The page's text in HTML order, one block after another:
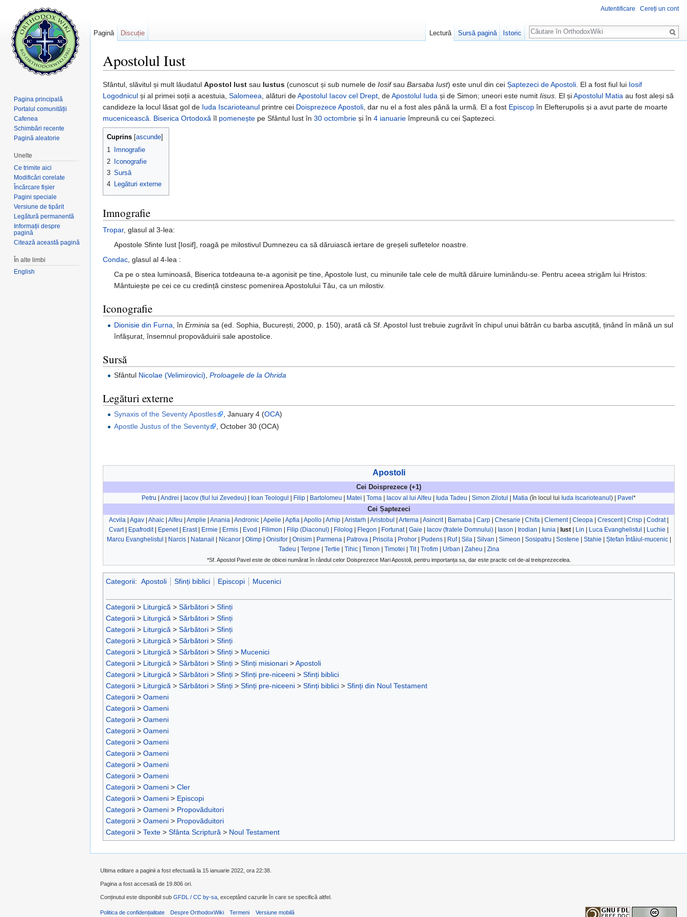
Apostolul Iust
Sfântul, slăvitul și mult lăudatul Apostol Iust sau Iustus (cunoscut și sub numele de Iosifsau Barsaba Iust) este unul din cei Șaptezeci de Apostoli. El a fost fiul lui Iosif
Logodnicul și al primei soții a acestuia, Salomeea, alături deApostolul Iacov cel Drept, deApostolul Iuda și de Simon; uneori este numit Iisus. El șiApostolul Matia au fost aleși să
candideze la locul lăsat gol de Iuda Iscarioteanul printre cei Doisprezece Apostoli, dar nu el a fost ales până la urmă. El a fost Episcop în Elefterupolis și a avut parte de moarte
mucenicească. Biserica Ortodoxă îl pomenește pe Sfântul Iust în 30 octombrie și în 4 ianuarie împreună cu cei Șaptezeci.
Cuprins ascunde
1
Imnografie
2
Iconografie
3 Sursă
4 Legături externe
Imnografie
Tropar, glasul al 3-lea:
Apostole Sfinte Iust [Iosif], roagă pe milostivul Dumnezeu ca să dăruiască iertare de greșeli sufletelor noastre.
Condac, glasul al 4-lea :
Ca pe o stea luminoasă, Biserica totdeauna te-a agonisit pe tine, Apostole Iust, cu minunile tale cele de multă dăruire luminându-se. Pentru aceea strigăm lui Hristos:
Mântuiește pe cei ce cu credință cinstesc pomenirea Apostolului Tău, ca un milostiv.
Iconografie
Dionisie din Furna , înErminia sa (ed. Sophia, București, 2000, p. 150), arată că Sf. Apostol Iust trebuie zugrăvit în chipul unui bătrân cu barba ascuțită, ținând în mână un sul
înfășurat, însemnul propovăduirii sale apostolice.
Sursă
Sfântul Nicolae (Velimirovici) ,Proloagele de la Ohrida
Legături externe
Synaxis of the Seventy Apostles , January 4 (OCA)
Apostle Justus of the Seventy
, October 30 (OCA)
Apostoli
Cei Doisprezece (+1)
Petru | Andrei | Iacov (fiul lui Zevedeu) | Ioan Teologul | Filip | Bartolomeu | Matei | Toma | Iacov al lui Alfeu | Iuda Tadeu | Simon Zilotul | Matia (în locul lui Iuda Iscarioteanul) | Pavel*
Cei Șaptezeci
Acvila | Agav | Ahaic | Alfeu | Amplie | Anania | Andronic | Apelie | Apfia | Apollo | Arhip | Aristarh | Aristobul | Artema | Asincrit| Barnaba | Carp | Chesarie | Chifa | Clement| Cleopa | Crescent| Crisp | Codrat|
Cvart| Epafrodit| Epenet| Erast| Ermie | Ermis | Evod | Filimon | Filip (Diaconul) | Filolog | Flegon | Fortunat| Gaie | Iacov (fratele Domnului) | Iason | Irodian | Iunia | Iust | Lin | Luca Evanghelistul | Luchie |
Marcu Evanghelistul | Narcis| Natanail | Nicanor| Olimp| Onisifor| Onisim| Parmena | Patrova | Priscila | Prohor| Pudens| Ruf| Sila | Silvan | Simeon | Sosipatru | Sostene | Stahie | Ștefan Întâiul-mucenic|
Tadeu | Terpne | Tertie | Tihic| Timon | Timotei | Tit| Trofim| Urban | Zaheu | Zina
*Sf. Apostol Pavel este de obicei numărat în rândul celor Doisprezece Mari Apostoli, pentru importanța sa, dar este practic cel de-al treisprezecelea.
Categorii: Apostoli Sfinți biblici Episcopi Mucenici
Categorii > Liturgică > Sărbători > Sfinți
Categorii > Liturgică > Sărbători > Sfinți
Categorii > Liturgică > Sărbători > Sfinți
Categorii > Liturgică > Sărbători > Sfinți
Categorii > Liturgică > Sărbători > Sfinți > Mucenici
Categorii > Liturgică > Sărbători > Sfinți > Sfinți misionari >Apostoli
Categorii > Liturgică > Sărbători > Sfinți > Sfinți pre-niceeni > Sfinți biblici
Categorii > Liturgică > Sărbători > Sfinți > Sfinți pre-niceeni > Sfinți biblici > Sfinți din Noul Testament
Categorii > Oameni
Categorii > Oameni
Categorii > Oameni
Categorii > Oameni
Categorii > Oameni
Categorii > Oameni
Categorii > Oameni
Categorii > Oameni
Categorii > Oameni > Cler
Categorii > Oameni > Episcopi
Categorii > Oameni > Propovăduitori
Categorii > Oameni > Propovăduitori
Categorii > Texte > Sfânta Scriptură > Noul Testament
Autentificare Cereți un cont
Pagină Discuție Lectură Sursă pagină Istoric
Căutare
Pagina principală
Portalul comunității
Cafenea
Schimbări recente
Pagină aleatorie
Unelte
Ce trimite aici
Modificări corelate
Încărcare fișier
Pagini speciale
Versiune de tipărit
Legătură permanentă
Informații despre
pagină
Citează această pagină
În alte limbi
English
Ultima editare a paginii a fost efectuată la 15 ianuarie 2022, ora 22:38.
Pagina a fost accesată de 19.806 ori.
Conținutul este disponibil sub GFDL / CC by-sa , exceptând cazurile în care se specifică altfel.
Politica de confidențialitate Despre OrthodoxWiki Termeni Versiune mobilă